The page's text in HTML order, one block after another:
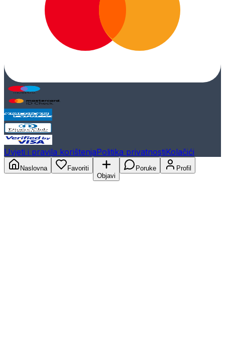
Uvjeti i pravila korištenjaPolitika privatnostiKolačići
Naslovna
Favoriti
Objavi
Poruke Profil